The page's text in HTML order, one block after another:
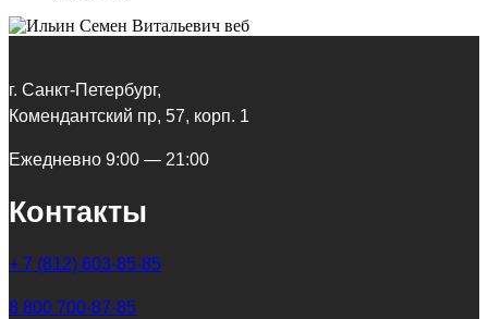
г. Санкт-Петербург,
Комендантский пр, 57, корп. 1
Ежедневно 9:00 — 21:00
Контакты
+ 7 (812) 603-85-85
8 800 700-87-85